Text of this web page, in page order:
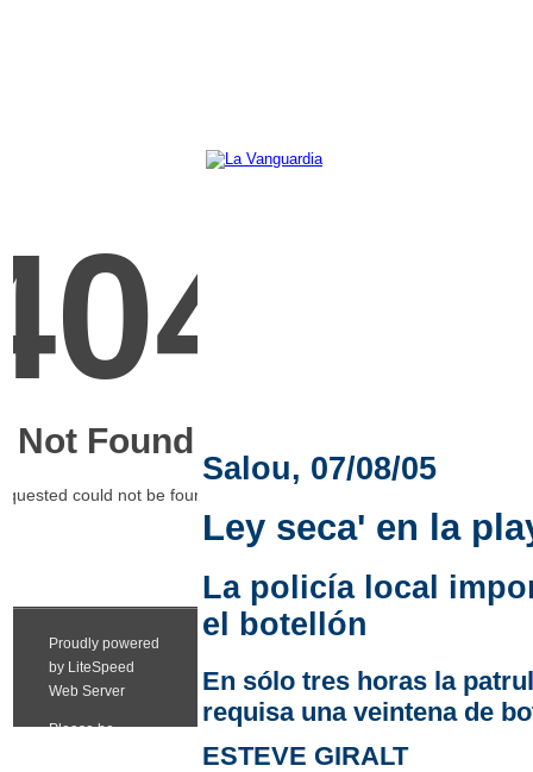
Salou, 07/08/05
Ley seca' en la
La policía local
el botellón
En sólo tres horas la
requisa una veintena de
ESTEVE GIRALT